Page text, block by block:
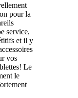
pour la
service,
et il y
vos
Le
le